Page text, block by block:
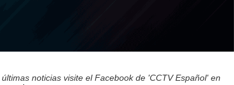
noticias visite el Facebook de 'CCTV Español' en